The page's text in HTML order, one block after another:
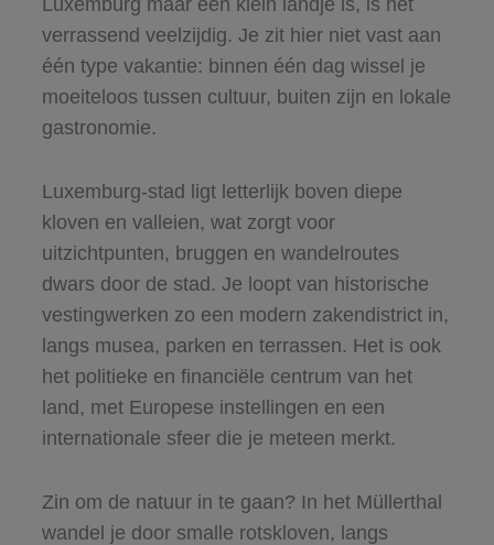
verrassend veelzijdig. Je zit hier niet vast aan
één type vakantie: binnen één dag wissel je
moeiteloos tussen cultuur, buiten zijn en lokale
gastronomie.
Luxemburg-stad ligt letterlijk boven diepe
kloven en valleien, wat zorgt voor
uitzichtpunten, bruggen en wandelroutes
dwars door de stad. Je loopt van historische
vestingwerken zo een modern zakendistrict in,
langs musea, parken en terrassen. Het is ook
het politieke en financiële centrum van het
land, met Europese instellingen en een
internationale sfeer die je meteen merkt.
Zin om de natuur in te gaan? In het Müllerthal
wandel je door smalle rotskloven, langs